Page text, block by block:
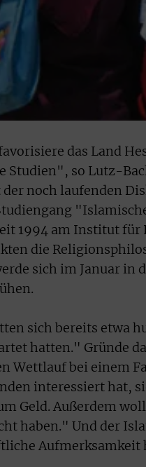
das Land
Studien", so Lutz-
noch laufenden
1994 am Institut für
die
sich im Januar in
sich bereits etwa
hatten." Gründe
Wettlauf bei einem
interessiert hat,
Geld. Außerdem
haben." Und der
Aufmerksamkeit